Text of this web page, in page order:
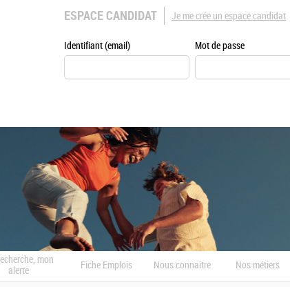
ESPACE CANDIDAT
Identifiant (email) Mot de passe
Je me crée un espace candidat
mon
alerte
Fiche Emplois Nous connaitre Nos métiers